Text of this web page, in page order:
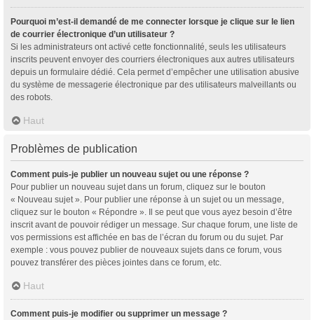
Pourquoi m’est-il demandé de me connecter lorsque je clique sur le lien
de courrier électronique d’un utilisateur ?
Si les administrateurs ont activé cette fonctionnalité, seuls les utilisateurs
inscrits peuvent envoyer des courriers électroniques aux autres utilisateurs
depuis un formulaire dédié. Cela permet d’empêcher une utilisation abusive
du système de messagerie électronique par des utilisateurs malveillants ou
des robots.
Haut
Problèmes de publication
Comment puis-je publier un nouveau sujet ou une réponse ?
Pour publier un nouveau sujet dans un forum, cliquez sur le bouton
« Nouveau sujet ». Pour publier une réponse à un sujet ou un message,
cliquez sur le bouton « Répondre ». Il se peut que vous ayez besoin d’être
inscrit avant de pouvoir rédiger un message. Sur chaque forum, une liste de
vos permissions est affichée en bas de l’écran du forum ou du sujet. Par
exemple : vous pouvez publier de nouveaux sujets dans ce forum, vous
pouvez transférer des pièces jointes dans ce forum, etc.
Haut
Comment puis-je modifier ou supprimer un message ?